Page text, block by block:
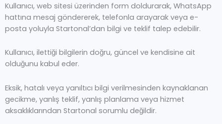
Kullanıcı, web sitesi üzerinden form doldurarak, WhatsApp
hattına mesaj göndererek, telefonla arayarak veya e-
posta yoluyla Startonal’dan bilgi ve teklif talep edebilir.
Kullanıcı, ilettiği bilgilerin doğru, güncel ve kendisine ait
olduğunu kabul eder.
Eksik, hatalı veya yanıltıcı bilgi verilmesinden kaynaklanan
gecikme, yanlış teklif, yanlış planlama veya hizmet
aksaklıklarından Startonal sorumlu değildir.